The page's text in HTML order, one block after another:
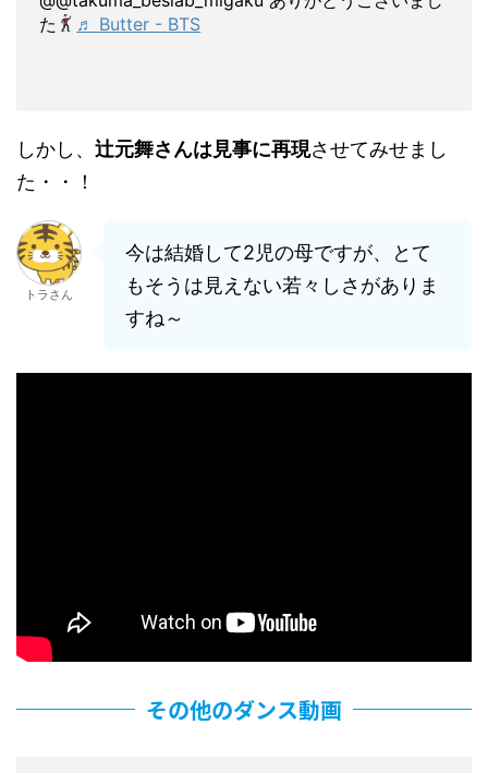
た
♬ Butter - BTS
しかし、 辻元舞さんは見事に再現させてみせまし
た・・！
トラさん
今は結婚して2児の母ですが、とて
もそうは見えない若々しさがありま
すね～
その他のダンス動画